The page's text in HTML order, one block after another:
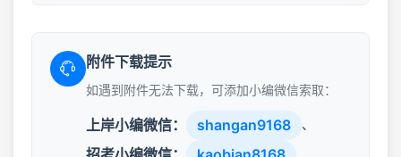
附件下载提示
如遇到附件无法下载，可添加小编微信索取：
上岸小编微信： shangan9168 、